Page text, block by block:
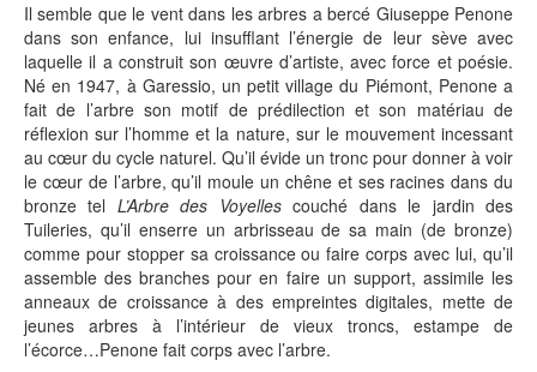
Il semble que le vent dans les arbres a bercé Giuseppe Penone
dans son enfance, lui insufflant l’énergie de leur sève avec
laquelle il a construit son œuvre d’artiste, avec force et poésie.
Né en 1947, à Garessio, un petit village du Piémont, Penone a
fait de l’arbre son motif de prédilection et son matériau de
réflexion sur l’homme et la nature, sur le mouvement incessant
au cœur du cycle naturel. Qu’il évide un tronc pour donner à voir
le cœur de l’arbre, qu’il moule un chêne et ses racines dans du
bronze tel L’Arbre des Voyellescouché dans le jardin des
Tuileries, qu’il enserre un arbrisseau de sa main (de bronze)
comme pour stopper sa croissance ou faire corps avec lui, qu’il
assemble des branches pour en faire un support, assimile les
anneaux de croissance à des empreintes digitales, mette de
jeunes arbres à l’intérieur de vieux troncs, estampe de
l’écorce…Penone fait corps avec l’arbre.